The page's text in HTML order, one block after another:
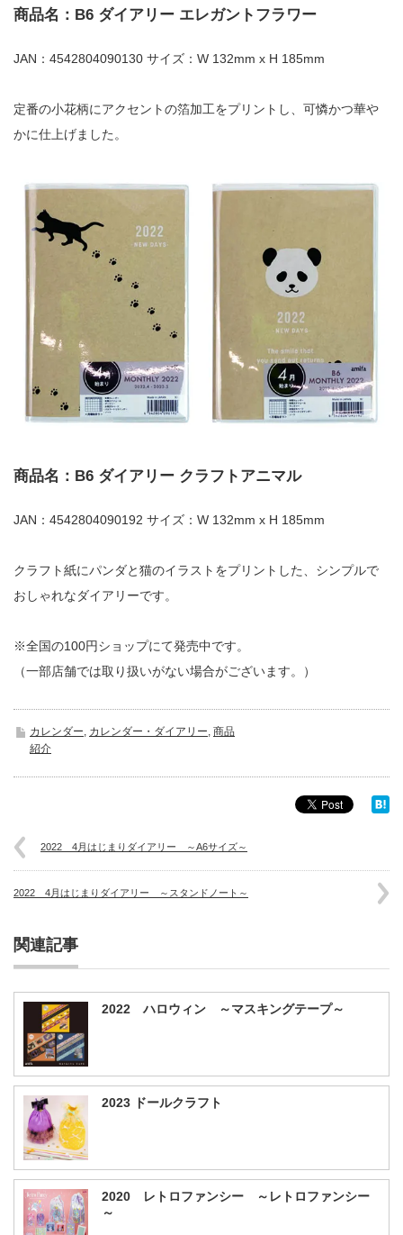
商品名：B6 ダイアリー エレガントフラワー
JAN：4542804090130 サイズ：W 132mm x H 185mm
定番の小花柄にアクセントの箔加工をプリントし、可憐かつ華や
かに仕上げました。
商品名：B6 ダイアリー クラフトアニマル
JAN：4542804090192 サイズ：W 132mm x H 185mm
クラフト紙にパンダと猫のイラストをプリントした、シンプルで
おしゃれなダイアリーです。
※全国の100円ショップにて発売中です。
（一部店舗では取り扱いがない場合がございます。）
カレンダー, カレンダー・ダイアリー, 商品
紹介
2022 4月はじまりダイアリー ～A6サイズ～
2022 4月はじまりダイアリー ～スタンドノート～
関連記事
2022 ハロウィン ～マスキングテープ～
2023 ドールクラフト
2020 レトロファンシー ～レトロファンシー
～